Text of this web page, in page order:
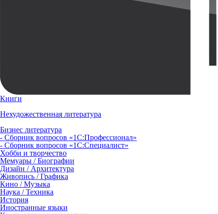
Книги
Нехудожественная литература
Бизнес литература
- Сборник вопросов «1С:Профессионал»
- Сборник вопросов «1С:Специалист»
Хобби и творчество
Мемуары / Биографии
Дизайн / Архитектура
Живопись / Графика
Кино / Музыка
Наука / Техника
История
Иностранные языки